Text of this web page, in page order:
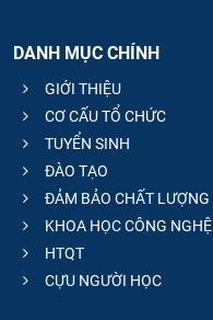
DANH MỤC CHÍNH
GIỚI THIỆU
CƠ CẤU TỔ CHỨC
TUYỂN SINH
ĐÀO TẠO
ĐẢM BẢO CHẤT LƯỢNG
KHOA HỌC CÔNG NGHỆ
HTQT
CỰU NGƯỜI HỌC